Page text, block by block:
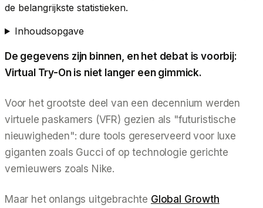
de belangrijkste statistieken.
Inhoudsopgave
De gegevens zijn binnen, en het debat is voorbij:
Virtual Try-On is niet langer een gimmick.
Voor het grootste deel van een decennium werden
virtuele paskamers (VFR) gezien als "futuristische
nieuwigheden": dure tools gereserveerd voor luxe
giganten zoals Gucci of op technologie gerichte
vernieuwers zoals Nike.
Maar het onlangs uitgebrachte Global Growth